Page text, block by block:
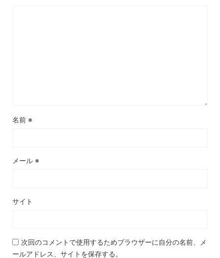
名前 ※
メール ※
サイト
次回のコメントで使用するためブラウザーに自分の名前、メ
ールアドレス、サイトを保存する。